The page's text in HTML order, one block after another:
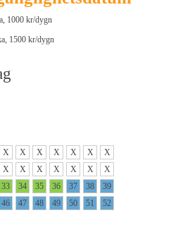
1000 kr/dygn
1500 kr/dygn
X X X X X X
X
X X X X X X
X
33 34 35 36 37 38
39
46 47 48 49 50 51
52